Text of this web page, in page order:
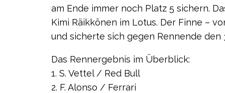
am Ende immer noch Platz 5 sichern.
Kimi Räikkönen im Lotus. Der Finne –
und sicherte sich gegen Rennende den
Das Rennergebnis im Überblick:
1. S. Vettel / Red Bull
2. F. Alonso / Ferrari